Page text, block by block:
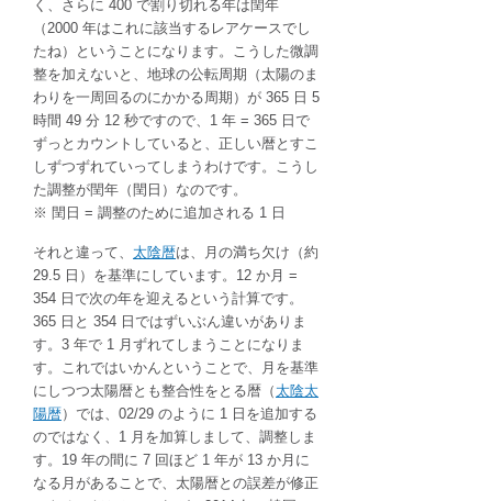
く、さらに 400 で割り切れる年は閏年
（2000 年はこれに該当するレアケースでし
たね）ということになります。こうした微調
整を加えないと、地球の公転周期（太陽のま
わりを一周回るのにかかる周期）が 365 日 5
時間 49 分 12 秒ですので、1 年 = 365 日で
ずっとカウントしていると、正しい暦とすこ
しずつずれていってしまうわけです。こうし
た調整が閏年（閏日）なのです。
※ 閏日 = 調整のために追加される 1 日
それと違って、 太陰暦は、月の満ち欠け（約
29.5 日）を基準にしています。12 か月 =
354 日で次の年を迎えるという計算です。
365 日と 354 日ではずいぶん違いがありま
す。3 年で 1 月ずれてしまうことになりま
す。これではいかんということで、月を基準
にしつつ太陽暦とも整合性をとる暦（太陰太
陽暦）では、02/29 のように 1 日を追加する
のではなく、1 月を加算しまして、調整しま
す。19 年の間に 7 回ほど 1 年が 13 か月に
なる月があることで、太陽暦との誤差が修正